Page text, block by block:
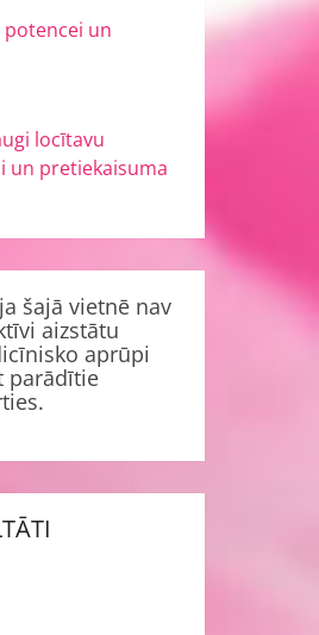
potencei un
locītavu
un pretiekaisuma
šajā vietnē nav
aizstātu
aprūpi
parādītie